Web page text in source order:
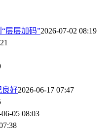
层层加码”2026-07-02 08:19
良好2026-06-17 07:47
06-05 08:03